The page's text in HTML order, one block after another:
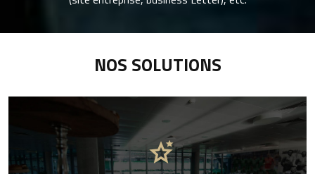
NOS SOLUTIONS
stars_2